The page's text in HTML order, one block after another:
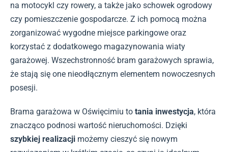
na motocykl czy rowery, a także jako schowek ogrodowy
czy pomieszczenie gospodarcze. Z ich pomocą można
zorganizować wygodne miejsce parkingowe oraz
korzystać z dodatkowego magazynowania wiaty
garażowej. Wszechstronność bram garażowych sprawia,
że stają się one nieodłącznym elementem nowoczesnych
posesji.
Brama garażowa w Oświęcimiu to tania inwestycja, która
znacząco podnosi wartość nieruchomości. Dzięki
szybkiej realizacji możemy cieszyć się nowym